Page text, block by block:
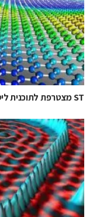
ST מצטרפת לתוכנית ליטוגרפית e-beam של חברת CEA-Leti